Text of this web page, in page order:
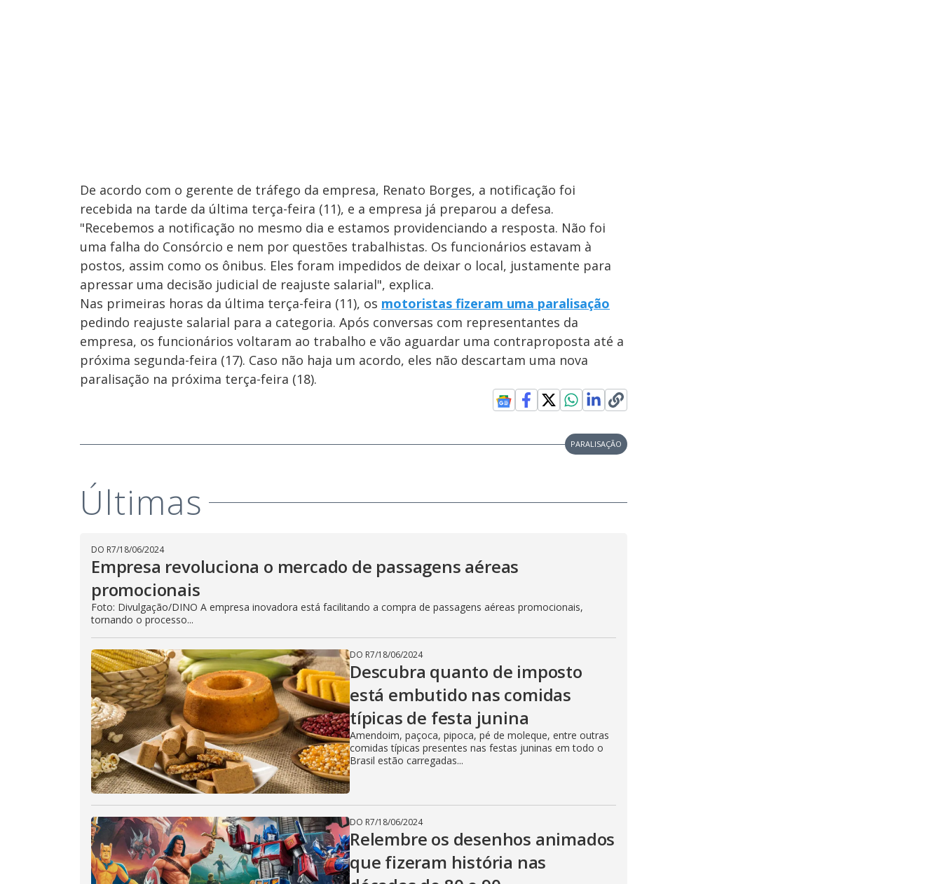
De acordo com o gerente de tráfego da empresa, Renato Borges, a notificação foi
recebida na tarde da última terça-feira (11), e a empresa já preparou a defesa.
"Recebemos a notificação no mesmo dia e estamos providenciando a resposta. Não foi
uma falha do Consórcio e nem por questões trabalhistas. Os funcionários estavam à
postos, assim como os ônibus. Eles foram impedidos de deixar o local, justamente para
apressar uma decisão judicial de reajuste salarial", explica.
Nas primeiras horas da última terça-feira (11), os motoristas fizeram uma paralisação
pedindo reajuste salarial para a categoria. Após conversas com representantes da
empresa, os funcionários voltaram ao trabalho e vão aguardar uma contraproposta até a
próxima segunda-feira (17). Caso não haja um acordo, eles não descartam uma nova
paralisação na próxima terça-feira (18).
PARALISAÇÃO
Últimas
DO R7/18/06/2024
Empresa revoluciona o mercado de passagens aéreas
promocionais
Foto: Divulgação/DINO A empresa inovadora está facilitando a compra de passagens aéreas promocionais,
tornando o processo...
DO R7/18/06/2024
Descubra quanto de imposto
está embutido nas comidas
típicas de festa junina
Amendoim, paçoca, pipoca, pé de moleque, entre outras
comidas típicas presentes nas festas juninas em todo o
Brasil estão carregadas...
DO R7/18/06/2024
Relembre os desenhos animados
que fizeram história nas